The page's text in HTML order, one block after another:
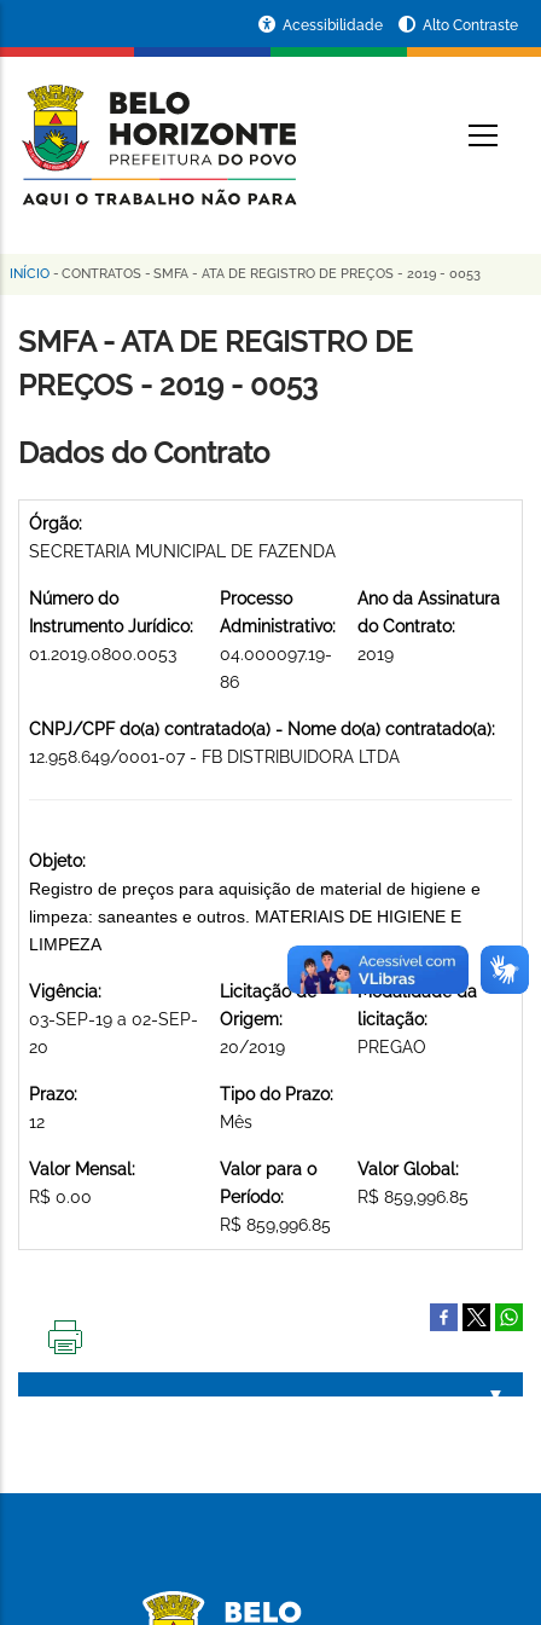
conteúdo
principal
da
Prefeitura
de
Horizonte
Acessibilidade Alto Contraste
Trilha
de
navegação
INÍCIO - CONTRATOS - SMFA - ATA DE REGISTRO DE PREÇOS - 2019 - 0053
SMFA - ATA DE REGISTRO DE
PREÇOS - 2019 - 0053
Dados do Contrato
Órgão:
SECRETARIA MUNICIPAL DE FAZENDA
Número do
Instrumento Jurídico:
01.2019.0800.0053
Processo
Administrativo:
04.000097.19-
86
Ano da Assinatura
do Contrato:
2019
CNPJ/CPF do(a) contratado(a) - Nome do(a) contratado(a):
12.958.649/0001-07 - FB DISTRIBUIDORA LTDA
Objeto:
Registro de preços para aquisição de material de higiene e
limpeza: saneantes e outros. MATERIAIS DE HIGIENE E
LIMPEZA
Vigência:
03-SEP-19 a 02-SEP-
20
Licitação de
Origem:
20/2019
Modalidade da
licitação:
PREGAO
Prazo:
12
Tipo do Prazo:
Mês
Valor Mensal:
R$ 0.00
Valor para o
Período:
R$ 859,996.85
Valor Global:
R$ 859,996.85
PÁGINA